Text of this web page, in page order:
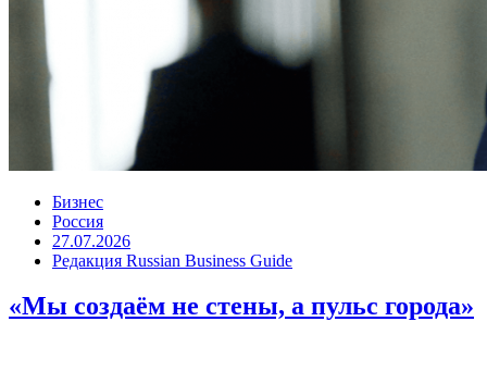
Бизнес
Россия
27.07.2026
Редакция Russian Business Guide
«Мы создаём не стены, а пульс города»